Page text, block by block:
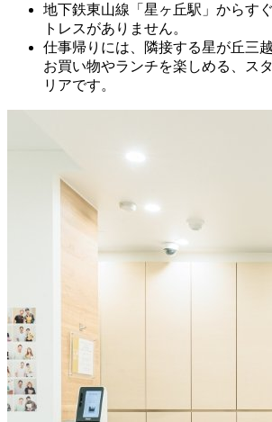
地下鉄東山線「星ヶ丘駅」からす
トレスがありません。
仕事帰りには、隣接する星が丘三
お買い物やランチを楽しめる、ス
リアです。